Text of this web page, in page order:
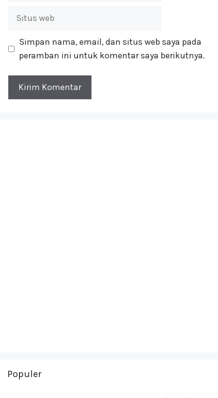
Situs
Simpan nama, email, dan situs web saya pada
peramban ini untuk komentar saya berikutnya.
Populer